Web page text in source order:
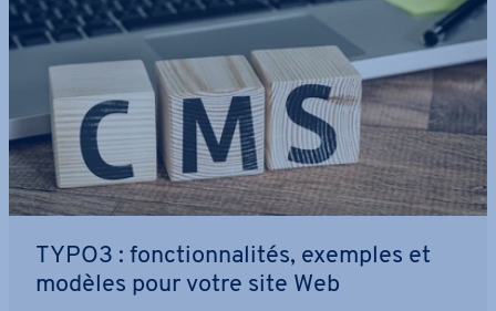
TYPO3 : fonc­tion­na­li­tés, exemples et
modèles pour votre site Web